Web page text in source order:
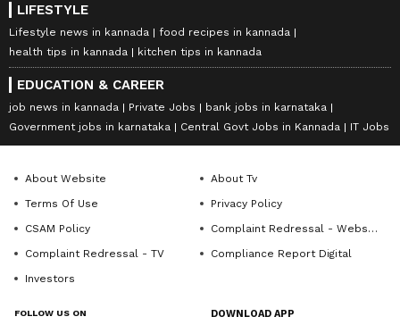
LIFESTYLE
Lifestyle news in kannada
food recipes in kannada
health tips in kannada
kitchen tips in kannada
EDUCATION & CAREER
job news in kannada Private Jobs
bank jobs in karnataka
Government jobs in karnataka
Central Govt Jobs in Kannada IT Jobs
About Website
About Tv
Terms Of Use
Privacy Policy
CSAM Policy
Complaint Redressal - Website
Complaint Redressal - TV
Compliance Report Digital
Investors
FOLLOW US ON DOWNLOAD APP